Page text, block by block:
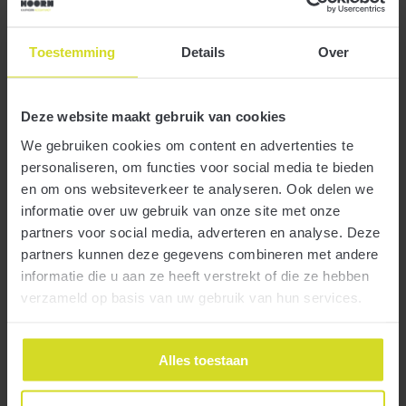
Toestemming Details Over
Deze website maakt gebruik van cookies
We gebruiken cookies om content en advertenties te
personaliseren, om functies voor social media te bieden
en om ons websiteverkeer te analyseren. Ook delen we
informatie over uw gebruik van onze site met onze
partners voor social media, adverteren en analyse. Deze
partners kunnen deze gegevens combineren met andere
informatie die u aan ze heeft verstrekt of die ze hebben
verzameld op basis van uw gebruik van hun services.
Alles toestaan
waterschappen
Ook pensioenuitvoerders en de waterschappen proberen de
financiële nood van ondernemers vanwege het coronavirus te
verlichten. Maatregelen hiertoe zijn onlangs bekendgemaakt.
Meer